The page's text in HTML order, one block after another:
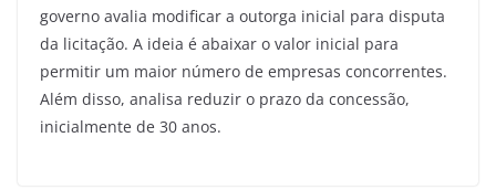
governo avalia modificar a outorga inicial para disputa
da licitação. A ideia é abaixar o valor inicial para
permitir um maior número de empresas concorrentes.
Além disso, analisa reduzir o prazo da concessão,
inicialmente de 30 anos.